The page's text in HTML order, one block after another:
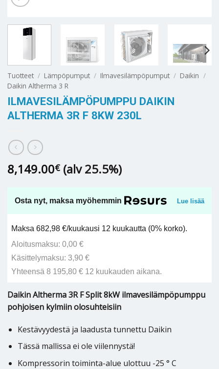
Tuotteet / Lämpöpumput / Ilmavesilämpöpumput / Daikin /
Daikin Altherma 3 R
ILMAVESILÄMPÖPUMPPU DAIKIN
ALTHERMA 3R F 8KW 230L
8,149.00€ (alv 25.5%)
Osta nyt, maksa myöhemmin Lue lisää
Maksa 682,98 €/kuukausi 12 kuukautta (0% korko).
Aloitusmaksu: 0,00 €
Käsittelymaksu: 3,90 €
Yhteensä 8 195,80 € 12 kuukauden aikana.
Daikin Altherma 3R F Split 8kW ilmavesilämpöpumppu
pohjoisen kylmiin olosuhteisiin
Kestävyydestä ja laadusta tunnettu Daikin
Tässä mallissa ei ole viilennystä!
Kompressorin toiminta-alue ulottuu -25 ° C